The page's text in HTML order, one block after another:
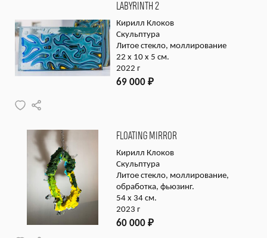
LABYRINTH 2
Кирилл Клоков
Скульптура
Литое стекло, моллирование
22 x 10 x 5 см.
2022 г
69 000 ₽
FLOATING MIRROR
Кирилл Клоков
Скульптура
Литое стекло, моллирование,
обработка, фьюзинг.
54 x 34 см.
2023 г
60 000 ₽